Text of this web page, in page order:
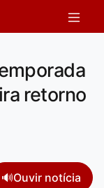
retorno
🔊Ouvir notícia